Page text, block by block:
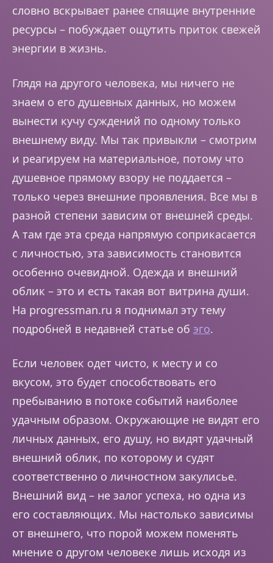
словно вскрывает ранее спящие внутренние
ресурсы – побуждает ощутить приток свежей
энергии в жизнь.
Глядя на другого человека, мы ничего не
знаем о его душевных данных, но можем
вынести кучу суждений по одному только
внешнему виду. Мы так привыкли – смотрим
и реагируем на материальное, потому что
душевное прямому взору не поддается –
только через внешние проявления. Все мы в
разной степени зависим от внешней среды.
А там где эта среда напрямую соприкасается
с личностью, эта зависимость становится
особенно очевидной. Одежда и внешний
облик – это и есть такая вот витрина души.
На progressman.ru я поднимал эту тему
подробней в недавней статье об эго.
Если человек одет чисто, к месту и со
вкусом, это будет способствовать его
пребыванию в потоке событий наиболее
удачным образом. Окружающие не видят его
личных данных, его душу, но видят удачный
внешний облик, по которому и судят
соответственно о личностном закулисье.
Внешний вид – не залог успеха, но одна из
его составляющих. Мы настолько зависимы
от внешнего, что порой можем поменять
мнение о другом человеке лишь исходя из